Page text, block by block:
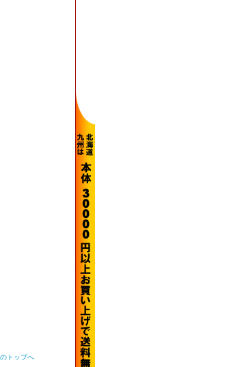
トップへ